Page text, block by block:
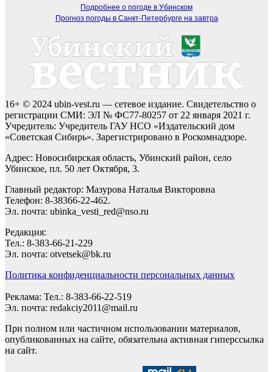
Подробнее о погоде в Убинском
Прогноз погоды в Санкт-Петербурге на завтра
16+ © 2024 ubin-vest.ru — сетевое издание. Свидетельство о
регистрации СМИ: ЭЛ № ФС77-80257 от 22 января 2021 г.
Учредитель: Учредитель ГАУ НСО «Издательский дом
«Советская Сибирь». Зарегистрировано в Роскомнадзоре.
Адрес: Новосибирская область, Убинский район, село
Убинское, пл. 50 лет Октября, 3.
Главный редактор: Мазурова Наталья Викторовна
Телефон: 8-38366-22-462.
Эл. почта: ubinka_vesti_red@nso.ru
Редакция:
Тел.: 8-383-66-21-229
Эл. почта: otvetsek@bk.ru
Политика конфиденциальности персональных данных
Реклама: Тел.: 8-383-66-22-519
Эл. почта: redakciy2011@mail.ru
При полном или частичном использовании материалов,
опубликованных на сайте, обязательна активная гиперссылка
на сайт.